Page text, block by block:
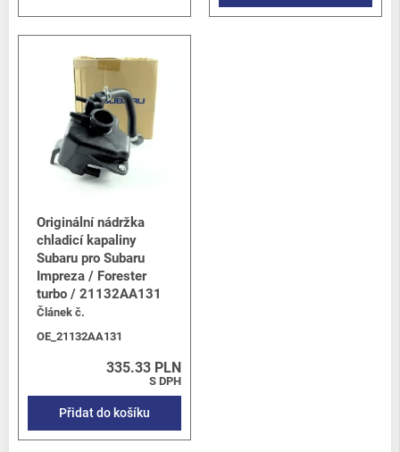
Originální nádržka
chladicí kapaliny
Subaru pro Subaru
Impreza / Forester
turbo / 21132AA131
Článek č.
OE_21132AA131
335.33 PLN
S DPH
Přidat do košíku